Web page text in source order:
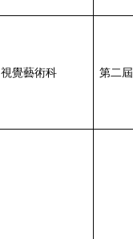
視覺藝術科 第二